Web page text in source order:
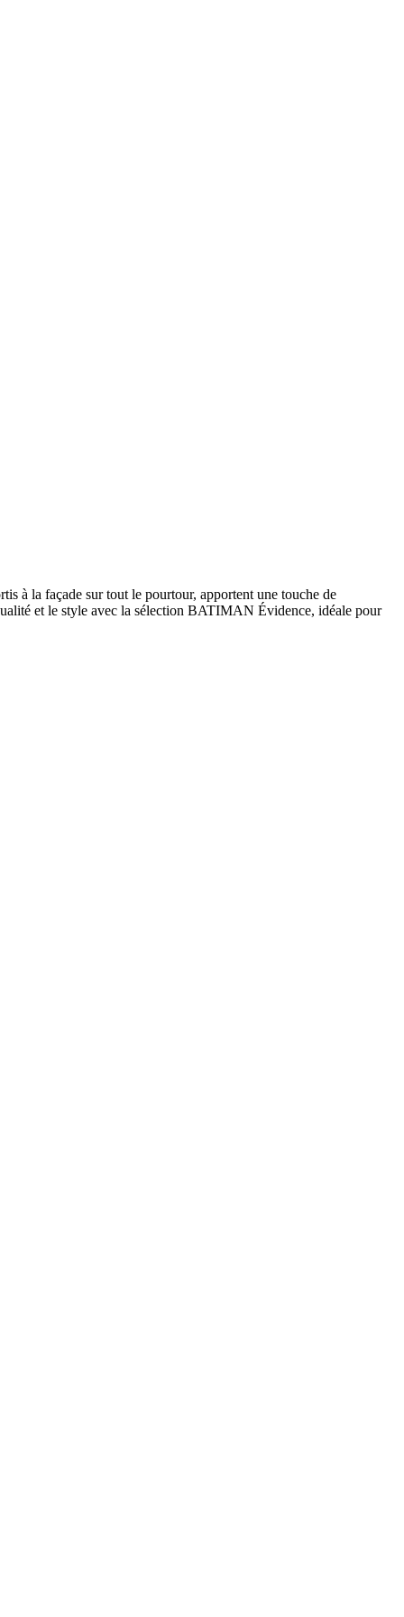
à la façade sur tout le pourtour, apportent une touche de
et le style avec la sélection BATIMAN Évidence, idéale pour